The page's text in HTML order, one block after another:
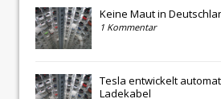
Keine Maut in
1 Kommentar
Tesla entwickelt
Ladekabel